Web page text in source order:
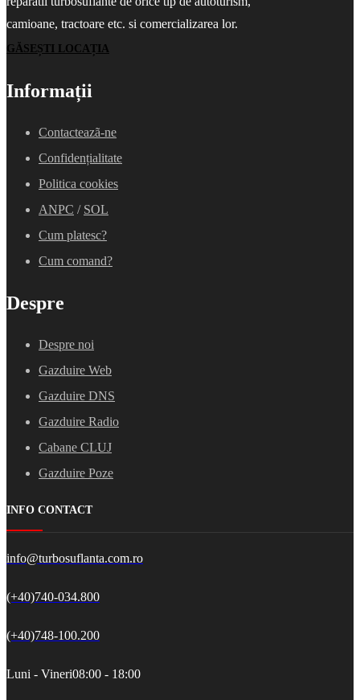
camioane, tractoare etc. si comercializarea lor.
GĂSEȘTI LOCAȚIA
Informații
Contacteazã-ne
Confidențialitate
Politica cookies
ANPC / SOL
Cum platesc?
Cum comand?
Despre
Despre noi
Gazduire Web
Gazduire DNS
Gazduire Radio
Cabane CLUJ
Gazduire Poze
INFO CONTACT
info@turbosuflanta.com.ro
(+40)740-034.800
(+40)748-100.200
Luni - Vineri08:00 - 18:00